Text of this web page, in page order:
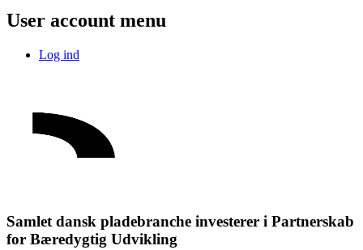
User account menu
Log ind
Samlet dansk pladebranche investerer i Partnerskab
for Bæredygtig Udvikling